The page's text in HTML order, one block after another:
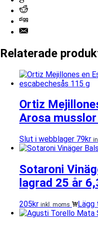
Relaterade
Ortiz
Arosa
Slut i webblager 79kr
Sotaroni
lagrad 25 år
205kr inkl. moms Lägg